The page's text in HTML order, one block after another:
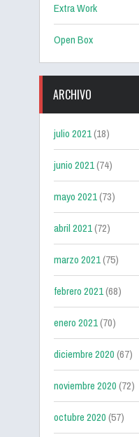
Extra Work
Open Box
ARCHIVO
julio 2021(18)
junio 2021(74)
mayo 2021(73)
abril 2021(72)
marzo 2021(75)
febrero 2021(68)
enero 2021(70)
diciembre 2020(67)
noviembre 2020(72)
octubre 2020(57)